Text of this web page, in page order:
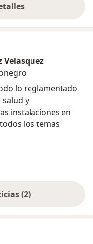
la experiencia
Velasquez
lo reglamentado
salud y
instalaciones en
los temas
Mostrar más noticias (2)